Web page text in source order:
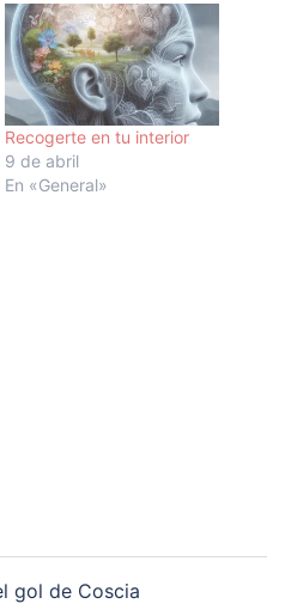
Recogerte en tu interior
9 de abril
En «General»
gol de Coscia